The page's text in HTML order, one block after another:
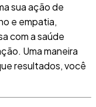
sua ação de
e empatia,
com a saúde
Uma maneira
resultados, você